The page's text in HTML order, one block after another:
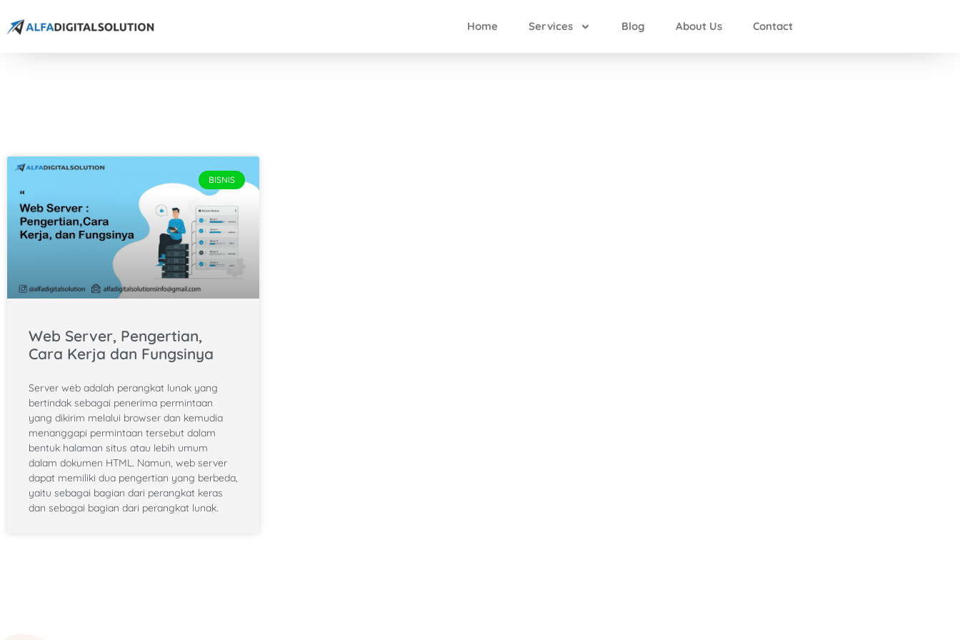
Home Services Blog About Us Contact
BISNIS
Web Server, Pengertian,
Cara Kerja dan Fungsinya
Server web adalah perangkat lunak yang
bertindak sebagai penerima permintaan
yang dikirim melalui browser dan kemudia
menanggapi permintaan tersebut dalam
bentuk halaman situs atau lebih umum
dalam dokumen HTML. Namun, web server
dapat memiliki dua pengertian yang berbeda,
yaitu sebagai bagian dari perangkat keras
dan sebagai bagian dari perangkat lunak.